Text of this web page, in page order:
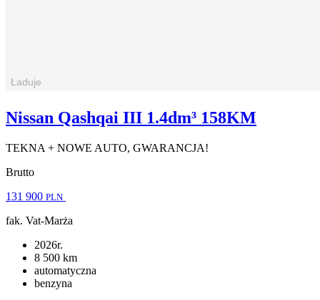
Nissan Qashqai III 1.4dm³ 158KM
TEKNA + NOWE AUTO, GWARANCJA!
Brutto
131 900 PLN
fak. Vat-Marża
2026r.
8 500 km
automatyczna
benzyna